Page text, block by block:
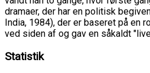
dramaer, der har en politisk
India, 1984), der er baseret på en
ved siden af og gav en såkaldt
Statistik